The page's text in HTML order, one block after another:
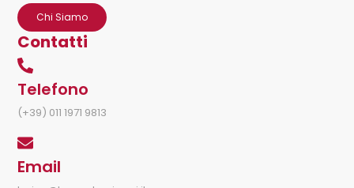
Chi Siamo
Contatti
Telefono
(+39) 011 1971 9813
Email